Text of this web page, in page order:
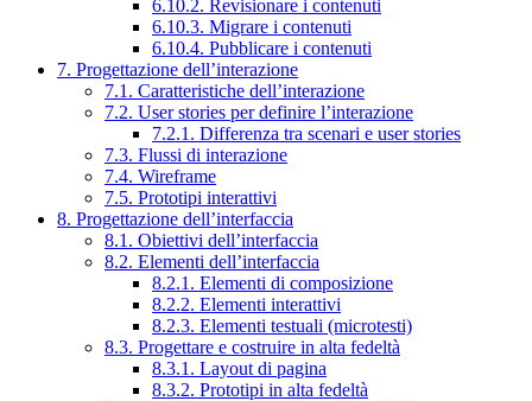
6.10.2. Revisionare i contenuti
6.10.3. Migrare i contenuti
6.10.4. Pubblicare i contenuti
7. Progettazione dell’interazione
7.1. Caratteristiche dell’interazione
7.2. User stories per definire l’interazione
7.2.1. Differenza tra scenari e user stories
7.3. Flussi di interazione
7.4. Wireframe
7.5. Prototipi interattivi
8. Progettazione dell’interfaccia
8.1. Obiettivi dell’interfaccia
8.2. Elementi dell’interfaccia
8.2.1. Elementi di composizione
8.2.2. Elementi interattivi
8.2.3. Elementi testuali (microtesti)
8.3. Progettare e costruire in alta fedeltà
8.3.1. Layout di pagina
8.3.2. Prototipi in alta fedeltà